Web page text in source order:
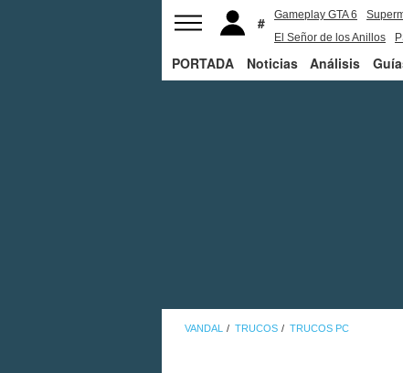
Gameplay GTA 6
El Señor de los Anillos
PORTADA Noticias Análisis
VANDAL TRUCOS TRUCOS PC